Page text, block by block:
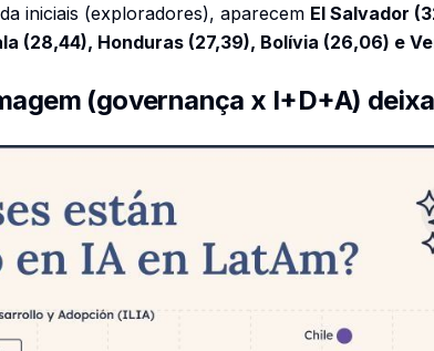
iniciais (exploradores), aparecem El Salvador
(28,44), Honduras (27,39), Bolívia (26,06) e
(governança x I+D+A)